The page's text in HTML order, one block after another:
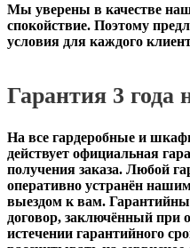
Мы уверены в качестве
спокойствие. Поэтому
условия для каждого
Гарантия 3 года
На все гардеробные и
действует официальная
получения заказа. Любой
оперативно устранён
выездом к вам.
договор, заключённый при
истечении гарантийного